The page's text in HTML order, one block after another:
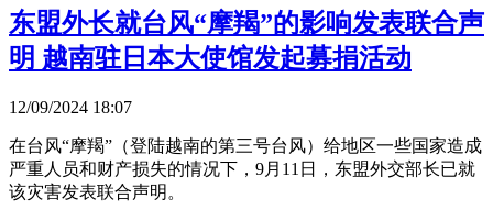
东盟外长就台风“摩羯”的影响发表联合声
明 越南驻日本大使馆发起募捐活动
12/09/2024 18:07
在台风“摩羯”（登陆越南的第三号台风）给地区一些国家造成
严重人员和财产损失的情况下，9月11日，东盟外交部长已就
该灾害发表联合声明。